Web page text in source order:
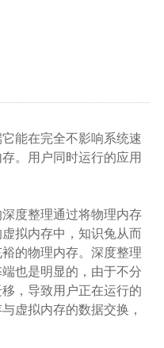
能在完全不影响系统速
。用户同时运行的应用
度整理通过将物理内存
拟内存中，知识兔从而
的物理内存。深度整理
也是明显的，由于不分
，导致用户正在运行的
虚拟内存的数据交换，